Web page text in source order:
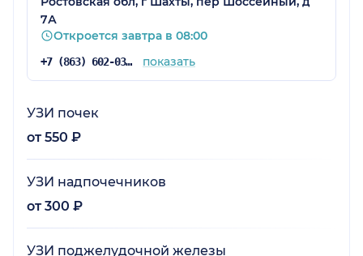
7А
Откроется завтра в 08:00
+7 (863) 602-03-62 показать
УЗИ почек
от 550 ₽
УЗИ надпочечников
от 300 ₽
УЗИ поджелудочной железы